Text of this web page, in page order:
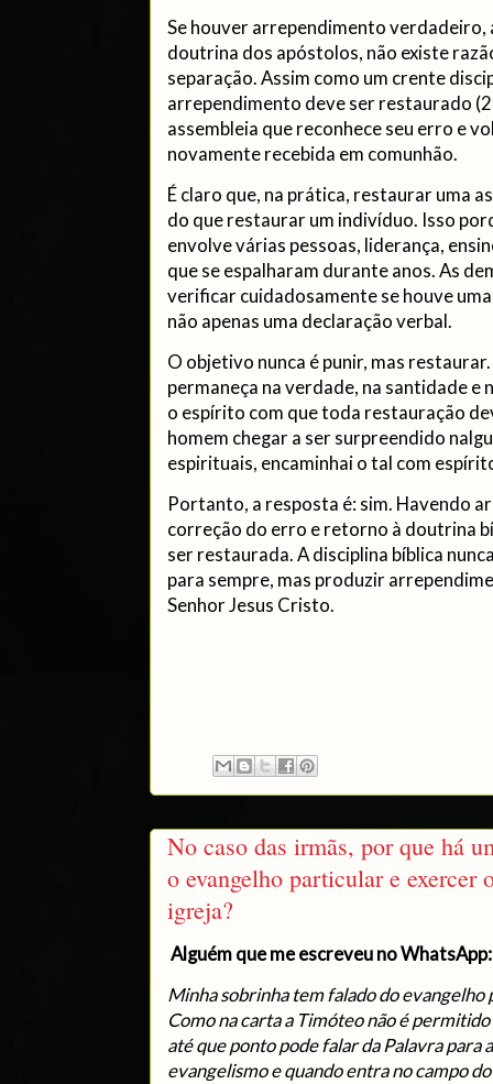
Se houver arrependimento
doutrina dos apóstolos, não existe
separação. Assim como um crente
arrependimento deve ser restaurado
assembleia que reconhece seu erro e
novamente recebida em comunhão.
É claro que, na prática, restaurar uma
do que restaurar um indivíduo. Isso
envolve várias pessoas, liderança,
que se espalharam durante anos. As
verificar cuidadosamente se houve
não apenas uma declaração verbal.
O objetivo nunca é punir, mas
permaneça na verdade, na santidade e
o espírito com que toda restauração
homem chegar a ser surpreendido
espirituais, encaminhai o tal com
Portanto, a resposta é: sim. Havendo
correção do erro e retorno à doutrina
ser restaurada. A disciplina bíblica
para sempre, mas produzir
Senhor Jesus Cristo.
No caso das irmãs, por que há
o evangelho particular e exercer
igreja?
Alguém que me escreveu no WhatsApp:
Minha sobrinha tem falado do evangelho
Como na carta a Timóteo não é
até que ponto pode falar da Palavra para
evangelismo e quando entra no campo